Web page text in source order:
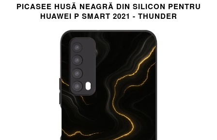
PICASEE HUSĂ NEAGRĂ DIN SILICON PENTRU
HUAWEI P SMART 2021 - THUNDER